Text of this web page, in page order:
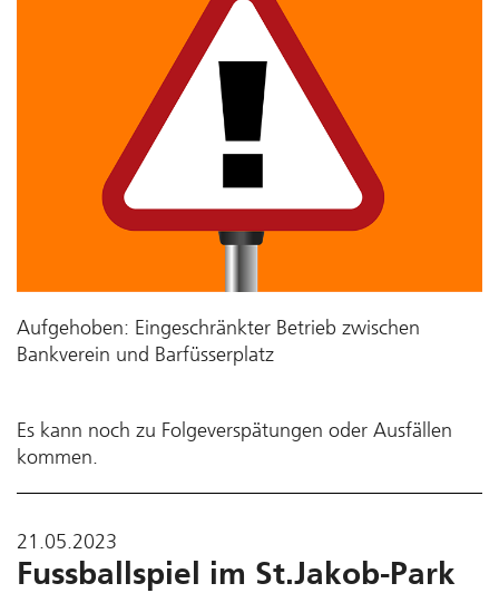
Aufgehoben: Eingeschränkter Betrieb zwischen
Bankverein und Barfüsserplatz
Es kann noch zu Folgeverspätungen oder Ausfällen
kommen.
21.05.2023
Fussballspiel im St.Jakob-Park